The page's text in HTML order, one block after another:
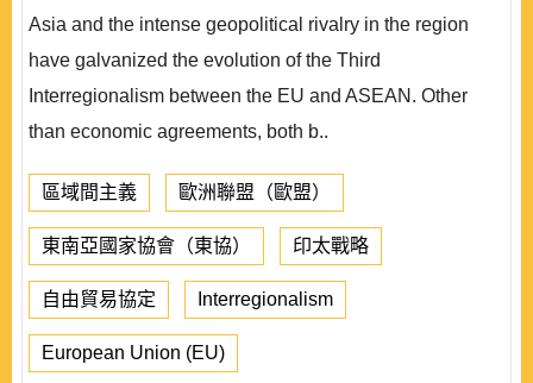
Asia and the intense geopolitical rivalry in the region
have galvanized the evolution of the Third
Interregionalism between the EU and ASEAN. Other
than economic agreements, both b..
區域間主義 歐洲聯盟（歐盟）
東南亞國家協會（東協） 印太戰略
自由貿易協定 Interregionalism
European Union (EU)